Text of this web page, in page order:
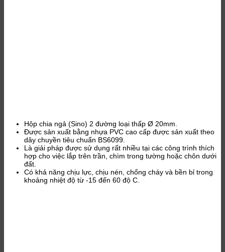
Hộp chia ngả (Sino) 2 đường loại thấp Ø 20mm.
Được sản xuất bằng nhựa PVC cao cấp được sản xuất theo
dây chuyền tiêu chuẩn BS6099.
Là giải pháp được sử dụng rất nhiều tại các công trình thích
hợp cho việc lắp trên trần, chìm trong tường hoặc chôn dưới
đất.
Có khả năng chịu lực, chịu nén, chống cháy và bền bỉ trong
khoảng nhiệt độ từ -15 đến 60 độ C.